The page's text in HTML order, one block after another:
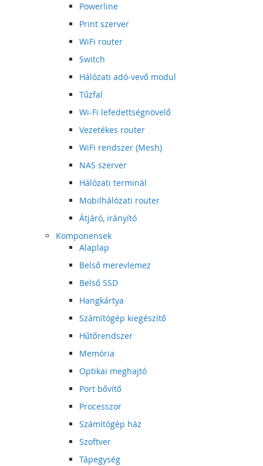
Powerline
Print szerver
WiFi router
Switch
Hálózati adó-vevő modul
Tűzfal
Wi-Fi lefedettségnövelő
Vezetékes router
WiFi rendszer (Mesh)
NAS szerver
Hálózati terminál
Mobilhálózati router
Átjáró, irányító
Komponensek
Alaplap
Belső merevlemez
Belső SSD
Hangkártya
Számítógép kiegészítő
Hűtőrendszer
Memória
Optikai meghajtó
Port bővítő
Processzor
Számítógép ház
Szoftver
Tápegység